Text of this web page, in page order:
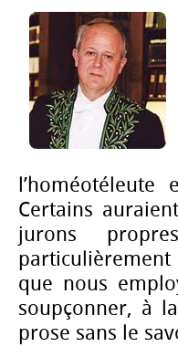
Certains
jurons
particulièrement
que nous
soupçonner, à
prose sans le